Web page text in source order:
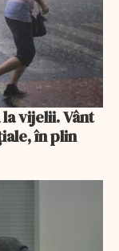
vijelii. Vânt
în plin